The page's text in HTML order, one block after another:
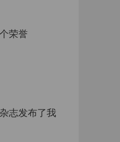
荣誉
志发布了我